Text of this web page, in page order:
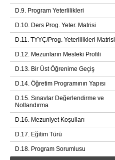
D.9. Program Yeterlilikleri
D.10. Ders Prog. Yeter. Matrisi
D.11. TYYÇ/Prog. Yeterlilikleri Matrisi
D.12. Mezunların Mesleki Profili
D.13. Bir Üst Öğrenime Geçiş
D.14. Öğretim Programının Yapısı
D.15. Sınavlar Değerlendirme ve
Notlandırma
D.16. Mezuniyet Koşulları
D.17. Eğitim Türü
D.18. Program Sorumlusu